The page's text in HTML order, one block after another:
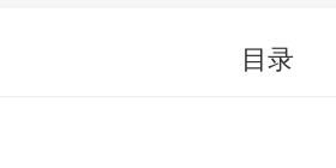
目录